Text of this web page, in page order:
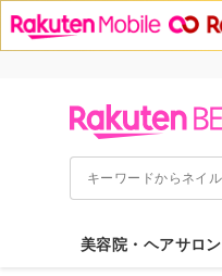
美容院・ヘアサロン